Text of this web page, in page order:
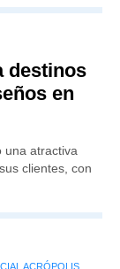
destinos
en
una atractiva
clientes, con
ACRÓPOLIS